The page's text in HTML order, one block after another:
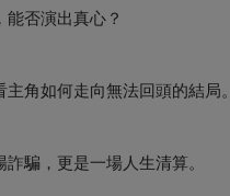
否演出真心？
角如何走向無法回頭的結局。
騙，更是一場人生清算。